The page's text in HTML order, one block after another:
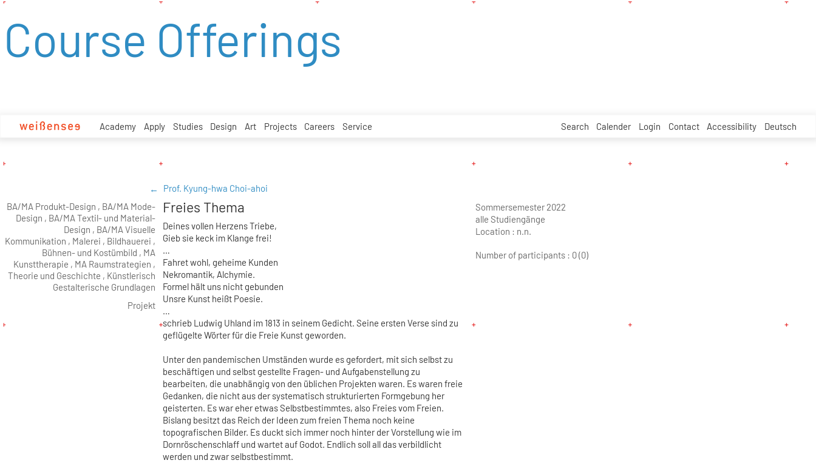
zum
Academy Apply Studies Design Art Projects Careers Service Search Calender Login Contact Accessibility Deutsch
Course Offerings
Prof. Kyung-hwa Choi-ahoi
BA/MA Produkt-Design , BA/MA Mode-
Design , BA/MA Textil- und Material-
Design , BA/MA Visuelle
Kommunikation , Malerei , Bildhauerei ,
Bühnen- und Kostümbild , MA
Kunsttherapie , MA Raumstrategien ,
Theorie und Geschichte , Künstlerisch
Gestalterische Grundlagen
Projekt
Freies Thema
Deines vollen Herzens Triebe,
Gieb sie keck im Klange frei!
…
Fahret wohl, geheime Kunden
Nekromantik, Alchymie.
Formel hält uns nicht gebunden
Unsre Kunst heißt Poesie.
…
schrieb Ludwig Uhland im 1813 in seinem Gedicht. Seine ersten Verse sind zu
geflügelte Wörter für die Freie Kunst geworden.
Unter den pandemischen Umständen wurde es gefordert, mit sich selbst zu
beschäftigen und selbst gestellte Fragen- und Aufgabenstellung zu
bearbeiten, die unabhängig von den üblichen Projekten waren. Es waren freie
Gedanken, die nicht aus der systematisch strukturierten Formgebung her
geisterten. Es war eher etwas Selbstbestimmtes, also Freies vom Freien.
Bislang besitzt das Reich der Ideen zum freien Thema noch keine
topografischen Bilder. Es duckt sich immer noch hinter der Vorstellung wie im
Dornröschenschlaff und wartet auf Godot. Endlich soll all das verbildlicht
werden und zwar selbstbestimmt.
Sommersemester 2022
alle Studiengänge
Location : n.n.
Number of participants : 0 (0)